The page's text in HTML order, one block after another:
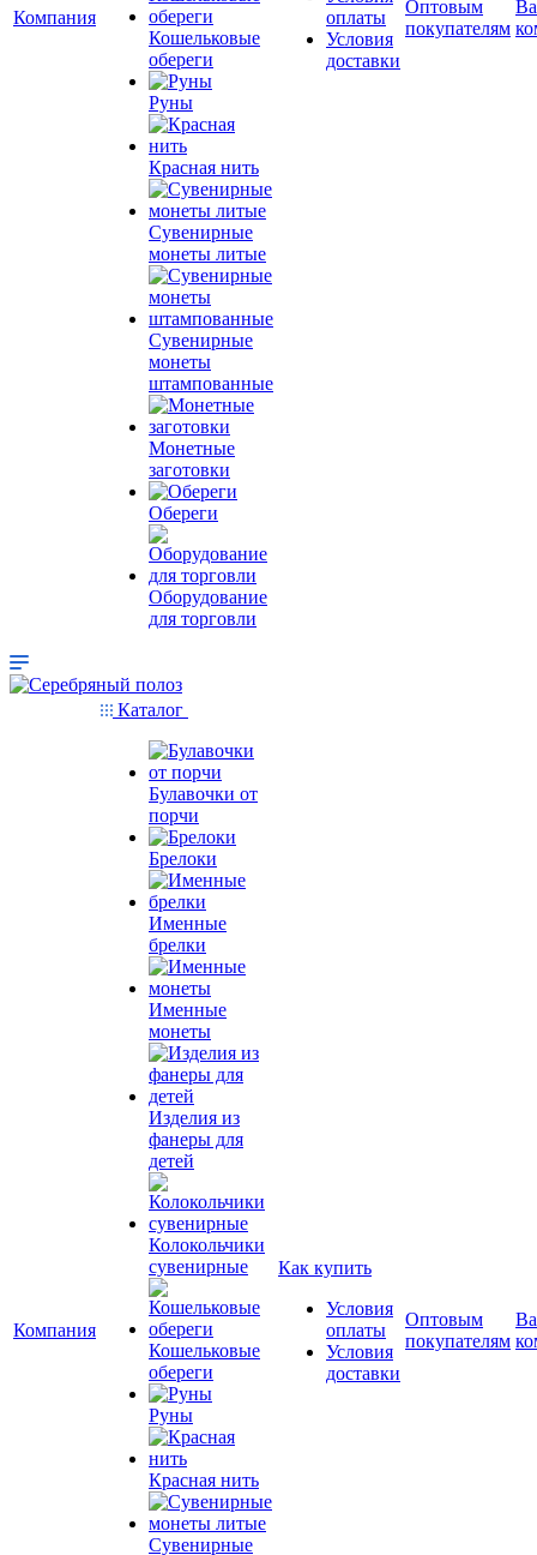
Компания
Кошельковые
обереги
Руны
Красная нить
Сувенирные
монеты литые
Сувенирные
монеты
штампованные
Монетные
заготовки
Обереги
Оборудование
для торговли
оплаты
Условия
доставки
Оптовым
покупателям
Компания
Каталог
Булавочки от
порчи
Брелоки
Именные
брелки
Именные
монеты
Изделия из
фанеры для
детей
Колокольчики
сувенирные
Кошельковые
обереги
Руны
Красная нить
Сувенирные
Как купить
Условия
оплаты
Условия
доставки
Оптовым
покупателям